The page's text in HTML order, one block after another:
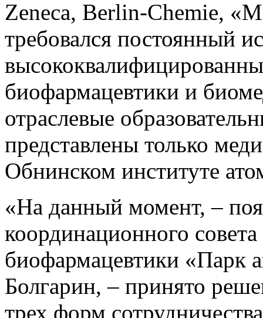
Zeneca, Berlin-Chemie,
требовался постоянный
биофармацевтики и
отраслевые
представлены только
Обнинском институте
«На данный момент, –
координационного
биофармацевтики «Парк
Болгарин, – принято
трех форм